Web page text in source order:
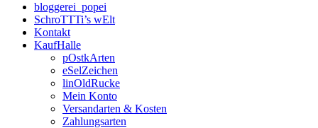
bloggerei_popei
SchroTTTi’s wElt
Kontakt
KaufHalle
pOstkArten
eSelZeichen
linOldRucke
Mein Konto
Versandarten & Kosten
Zahlungsarten